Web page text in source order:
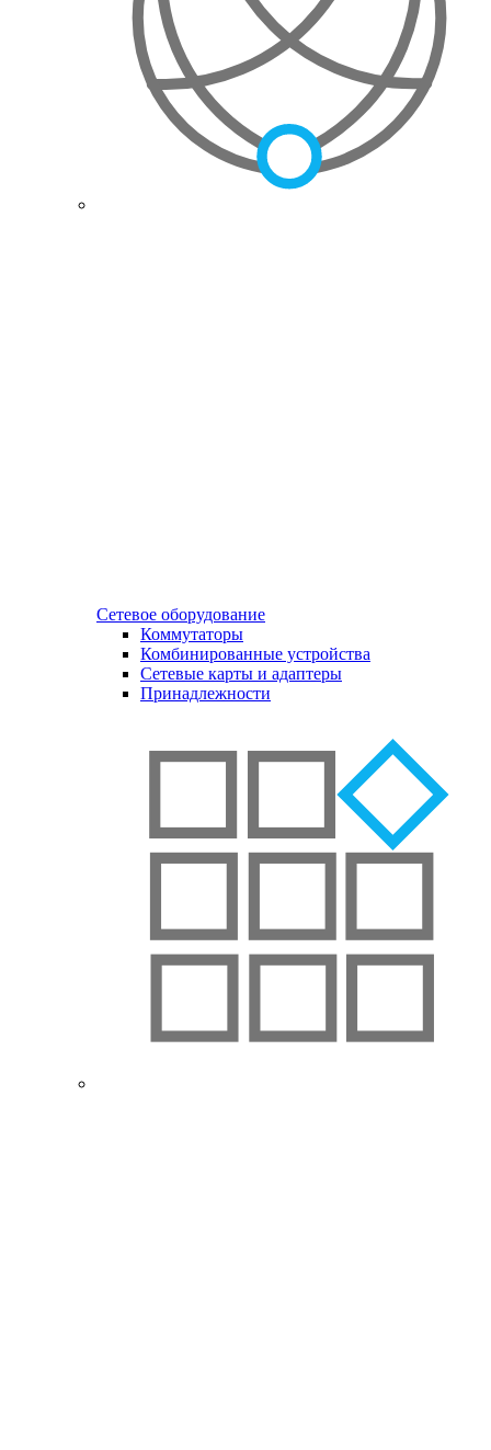
Сетевое оборудование
Коммутаторы
Комбинированные устройства
Сетевые карты и адаптеры
Принадлежности